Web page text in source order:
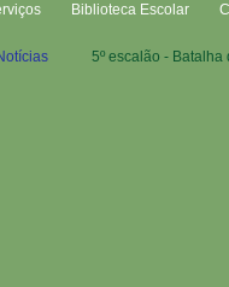
Biblioteca Escolar
5º escalão - Batalha